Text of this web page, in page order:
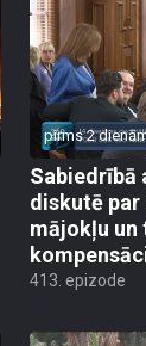
pirms 2
Sabiedrībā
diskutē par
mājokļu un
413. epizode